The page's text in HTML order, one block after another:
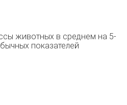
животных в среднем на 5-
показателей